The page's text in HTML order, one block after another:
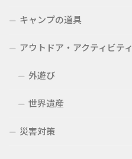
キャンプの道具
アウトドア・アクティビティ
外遊び
世界遺産
災害対策